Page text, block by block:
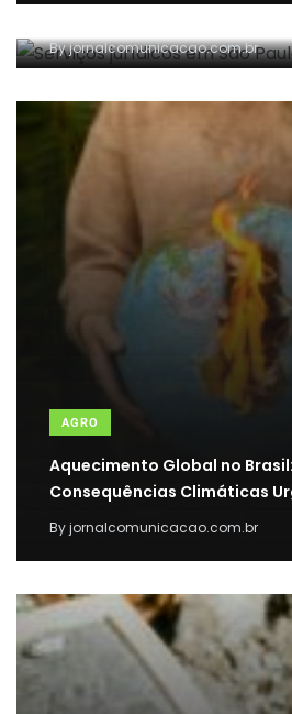
Byjornalcomunicacao.com.br
AGRO
Aquecimento Global no
Consequências Climáticas
Byjornalcomunicacao.com.br